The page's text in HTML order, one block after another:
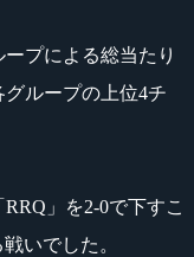
プによる総当たり
ループの上位4チ
」を2-0で下すこ
いでした。